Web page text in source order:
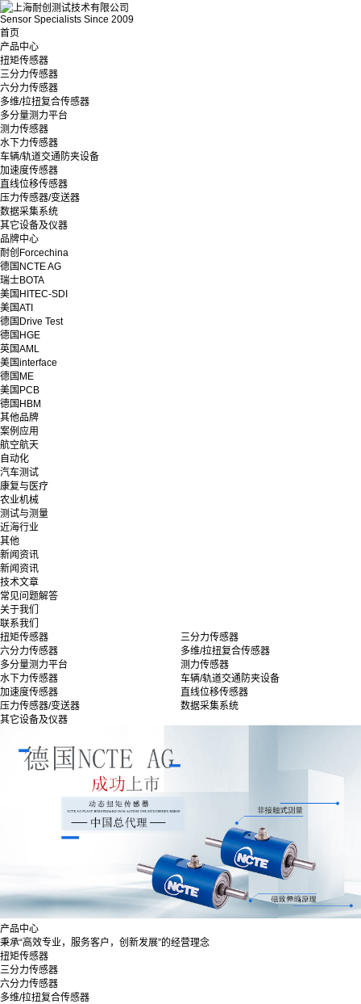
Sensor Specialists Since 2009
首页
产品中心
扭矩传感器
三分力传感器
六分力传感器
多维/拉扭复合传感器
多分量测力平台
测力传感器
水下力传感器
车辆/轨道交通防夹设备
加速度传感器
直线位移传感器
压力传感器/变送器
数据采集系统
其它设备及仪器
品牌中心
耐创Forcechina
德国NCTE AG
瑞士BOTA
美国HITEC-SDI
美国ATI
德国Drive Test
德国HGE
英国AML
美国interface
德国ME
美国PCB
德国HBM
其他品牌
案例应用
航空航天
自动化
汽车测试
康复与医疗
农业机械
测试与测量
近海行业
其他
新闻资讯
新闻资讯
技术文章
常见问题解答
关于我们
联系我们
扭矩传感器
三分力传感器
六分力传感器
多维/拉扭复合传感器
多分量测力平台
测力传感器
水下力传感器
车辆/轨道交通防夹设备
加速度传感器
直线位移传感器
压力传感器/变送器
数据采集系统
其它设备及仪器
产品中心
秉承“高效专业，服务客户，创新发展”的经营理念
扭矩传感器
三分力传感器
六分力传感器
多维/拉扭复合传感器